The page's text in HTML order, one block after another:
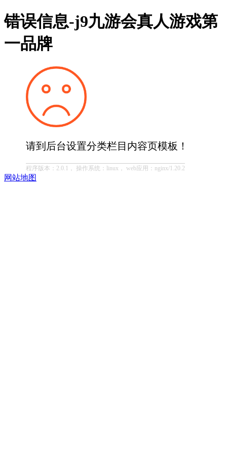
错误信息-j9九游会真人游戏第
一品牌
请到后台设置分类栏目内容页模板！
程序版本：2.0.1， 操作系统：linux， web应用：nginx/1.20.2
网站地图